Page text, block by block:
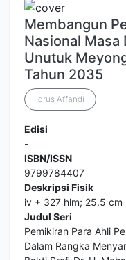
Membangun
Nasional Masa
Unutuk
Tahun 2035
Idrus Affandi
Edisi
-
ISBN/ISSN
9799784407
Deskripsi Fisik
iv + 327 hlm; 25.5 cm
Judul Seri
Pemikiran Para Ahli
Dalam Rangka